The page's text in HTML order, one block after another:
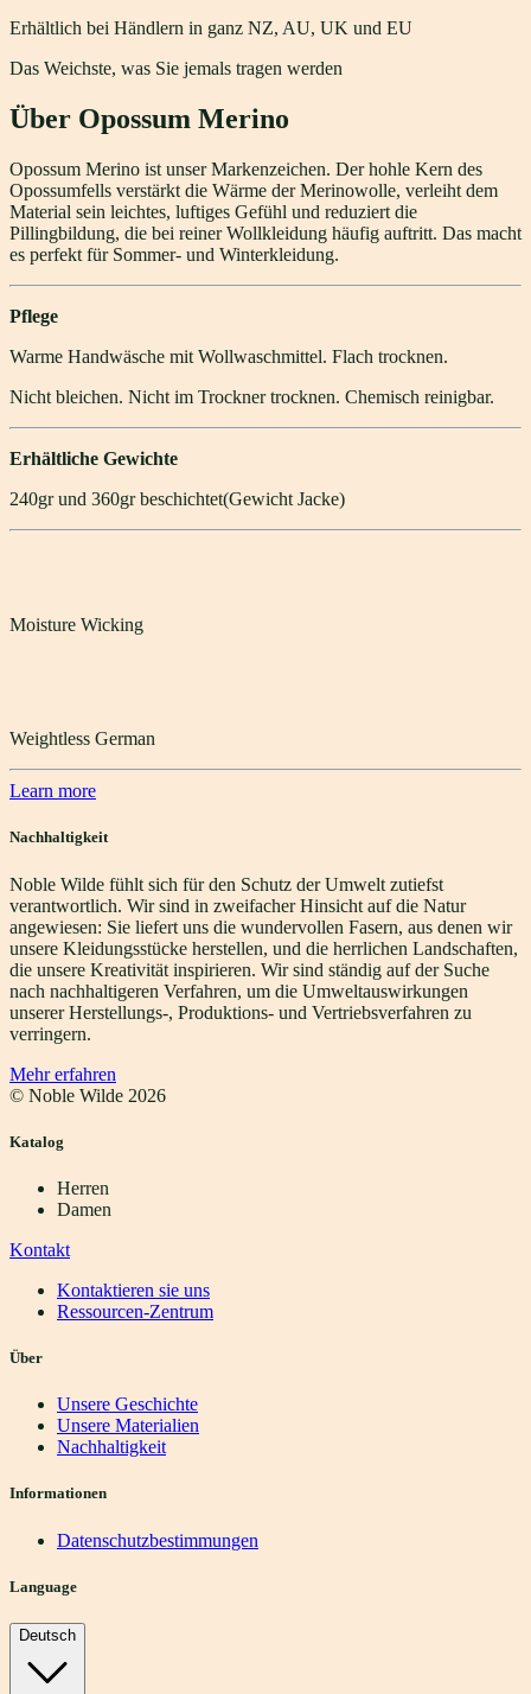
Erhältlich bei Händlern in ganz NZ, AU, UK und EU
Das Weichste, was Sie jemals tragen werden
Über Opossum Merino
Opossum Merino ist unser Markenzeichen. Der hohle Kern des
Opossumfells verstärkt die Wärme der Merinowolle, verleiht dem
Material sein leichtes, luftiges Gefühl und reduziert die
Pillingbildung, die bei reiner Wollkleidung häufig auftritt. Das macht
es perfekt für Sommer- und Winterkleidung.
Pflege
Warme Handwäsche mit Wollwaschmittel. Flach trocknen.
Nicht bleichen. Nicht im Trockner trocknen. Chemisch reinigbar.
Erhältliche Gewichte
240gr und 360gr beschichtet(Gewicht Jacke)
Moisture Wicking
Weightless German
Learn more
Nachhaltigkeit
Noble Wilde fühlt sich für den Schutz der Umwelt zutiefst
verantwortlich. Wir sind in zweifacher Hinsicht auf die Natur
angewiesen: Sie liefert uns die wundervollen Fasern, aus denen wir
unsere Kleidungsstücke herstellen, und die herrlichen Landschaften,
die unsere Kreativität inspirieren. Wir sind ständig auf der Suche
nach nachhaltigeren Verfahren, um die Umweltauswirkungen
unserer Herstellungs-, Produktions- und Vertriebsverfahren zu
verringern.
Mehr erfahren
© Noble Wilde 2026
Katalog
Herren
Damen
Kontakt
Kontaktieren sie uns
Ressourcen-Zentrum
Über
Unsere Geschichte
Unsere Materialien
Nachhaltigkeit
Informationen
Datenschutzbestimmungen
Language
Deutsch